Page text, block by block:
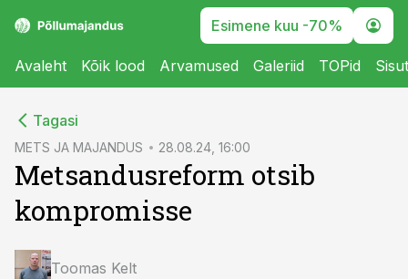
Esimene kuu -70%
Avaleht Kõik lood Arvamused Galeriid TOPid
Tagasi
METS JA MAJANDUS 28.08.24, 16:00
Metsandusreform otsib
kompromisse
Toomas Kelt